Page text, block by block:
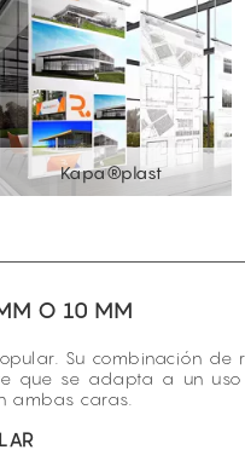
Kapa®plast
O 10 MM
Su combinación de
que se adapta a un
ambas caras.